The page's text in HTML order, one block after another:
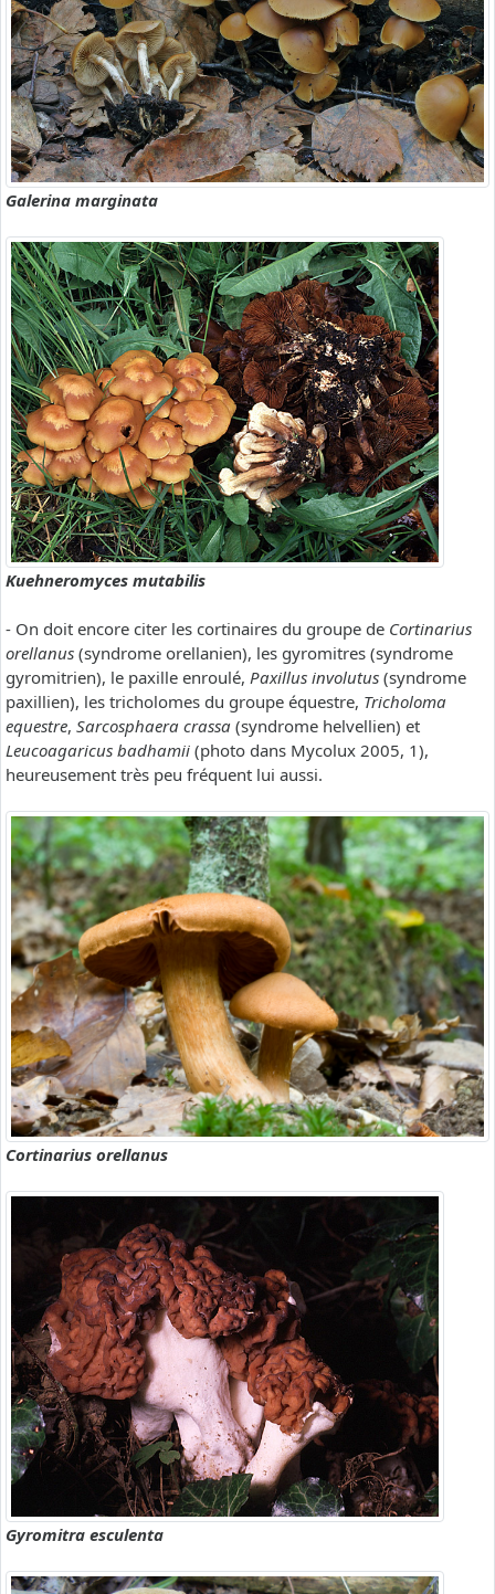
Galerina marginata
Kuehneromyces mutabilis
- On doit encore citer les cortinaires du groupe de Cortinarius
orellanus (syndrome orellanien), les gyromitres (syndrome
gyromitrien), le paxille enroulé, Paxillus involutus (syndrome
paxillien), les tricholomes du groupe équestre, Tricholoma
equestre, Sarcosphaera crassa (syndrome helvellien) et
Leucoagaricus badhamii (photo dans Mycolux 2005, 1),
heureusement très peu fréquent lui aussi.
Cortinarius orellanus
Gyromitra esculenta